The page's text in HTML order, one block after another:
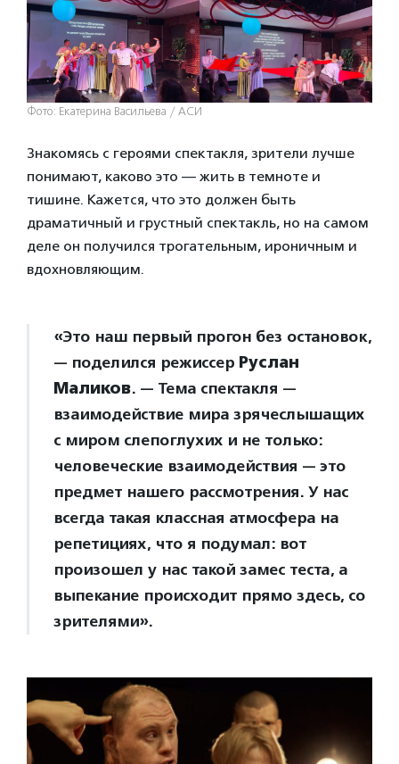
Фото: Екатерина Васильева / АСИ
Знакомясь с героями спектакля, зрители лучше
понимают, каково это — жить в темноте и
тишине. Кажется, что это должен быть
драматичный и грустный спектакль, но на самом
деле он получился трогательным, ироничным и
вдохновляющим.
«Это наш первый прогон без остановок,
— поделился режиссер Руслан
Маликов. — Тема спектакля —
взаимодействие мира зрячеслышащих
с миром слепоглухих и не только:
человеческие взаимодействия — это
предмет нашего рассмотрения. У нас
всегда такая классная атмосфера на
репетициях, что я подумал: вот
произошел у нас такой замес теста, а
выпекание происходит прямо здесь, со
зрителями».